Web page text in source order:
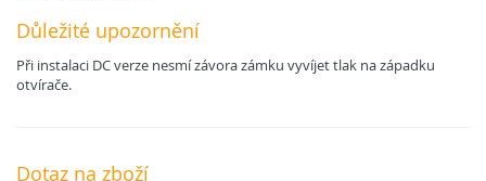
Důležité upozornění
Při instalaci DC verze nesmí závora zámku vyvíjet tlak na západku
otvírače.
Dotaz na zboží